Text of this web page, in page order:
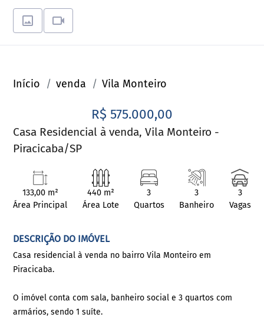
Início venda Vila Monteiro
R$ 575.000,00
Casa Residencial à venda, Vila Monteiro -
Piracicaba/SP
133,00 m²
Área Principal
440 m²
Área Lote
3
Quartos
3
Banheiro
3
Vagas
DESCRIÇÃO DO IMÓVEL
Casa residencial à venda no bairro Vila Monteiro em
Piracicaba.
O imóvel conta com sala, banheiro social e 3 quartos com
armários, sendo 1 suíte.